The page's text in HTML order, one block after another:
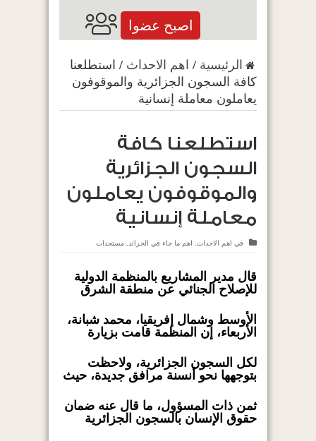
اصبح عضوا
الرئيسية / اهم الاحداث / استطلعنا
كافة السجون الجزائرية والموقوفون
يعاملون معاملة إنسانية
استطلعنا كافة
السجون الجزائرية
والموقوفون يعاملون
معاملة إنسانية
في اهم الاحداث, اهم ما جاء في الجرائد, مستجدات
قال مدير المشاريع بالمنظمة الدولية
للإصلاح الجنائي عن منطقة الشرق
الأوسط وشمال إفريقيا، محمد شبانة،
الأربعاء، إن المنظمة قامت بزيارة
لكل السجون الجزائرية، ولاحظت
بتوجهها نحو أنسنة مرافق جديدة، حيث
ثمن ذات المسؤول، ما قال عنه ضمان
حقوق الإنسان بالسجون الجزائرية